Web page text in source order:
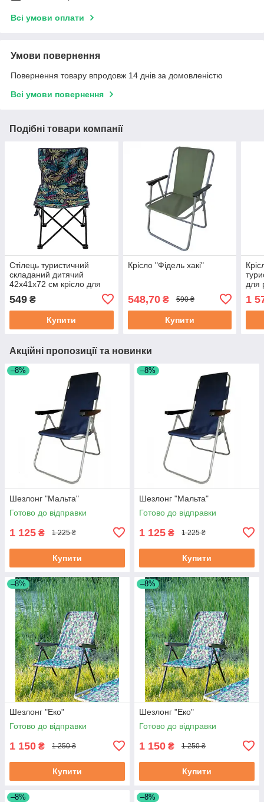
Всі умови оплати
Умови повернення
Повернення товару впродовж 14 днів за домовленістю
Всі умови повернення
Подібні товари компанії
Стілець туристичний
складаний дитячий
42x41x72 см крісло для
дачі природи SJ-0030BL
549 ₴
Купити
Крісло "Фідель хакі"
548,70₴ 590 ₴
Купити
для
1
Акційні пропозиції та новинки
–8%
Шезлонг "Мальта"
Готово до відправки
1 125 ₴ 1 225 ₴
Купити
–8%
Шезлонг "Мальта"
Готово до відправки
1 125 ₴ 1 225 ₴
Купити
–8%
Шезлонг "Еко"
Готово до відправки
1 150 ₴ 1 250 ₴
Купити
–8%
Шезлонг "Еко"
Готово до відправки
1 150 ₴ 1 250 ₴
Купити
–8% –8%